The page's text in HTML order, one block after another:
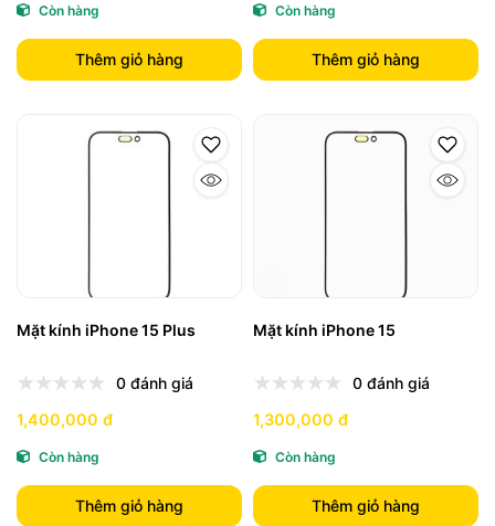
Còn hàng
Thêm giỏ hàng
Còn hàng
Thêm giỏ hàng
Mặt kính iPhone 15 Plus
0 đánh giá
1,400,000 đ
Còn hàng
Thêm giỏ hàng
Mặt kính iPhone 15
0 đánh giá
1,300,000 đ
Còn hàng
Thêm giỏ hàng